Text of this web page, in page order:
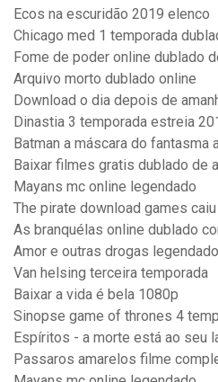
Ecos na escuridão 2019 elenco
Chicago med 1 temporada
Fome de poder online dublado
Arquivo morto dublado online
Download o dia depois de
Dinastia 3 temporada estreia
Batman a máscara do fantasma
Baixar filmes gratis dublado de
Mayans mc online legendado
The pirate download games caiu
As branquélas online dublado
Amor e outras drogas
Van helsing terceira temporada
Baixar a vida é bela 1080p
Sinopse game of thrones 4
Espíritos - a morte está ao seu
Passaros amarelos filme